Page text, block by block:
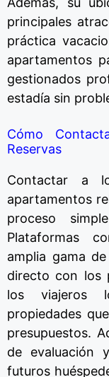
principales
práctica
apartamentos
gestionados
estadía sin
Cómo
Reservas
Contactar a
apartamentos
proceso
Plataformas
amplia gama
directo con los
los viajeros
propiedades
presupuestos.
de evaluación
futuros